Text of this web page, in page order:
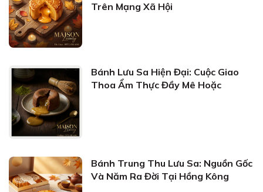
Trên Mạng Xã Hội
Bánh Lưu Sa Hiện Đại: Cuộc Giao
Thoa Ẩm Thực Đầy Mê Hoặc
Bánh Trung Thu Lưu Sa: Nguồn Gốc
Và Năm Ra Đời Tại Hồng Kông